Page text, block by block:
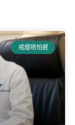
戒煙唔怕遲